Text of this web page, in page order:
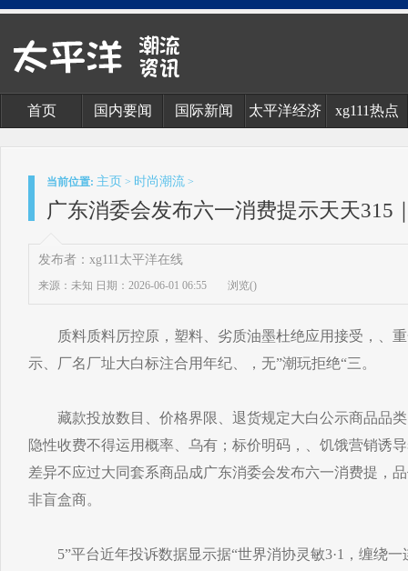
首页 国内要闻 国际新闻 太平洋经济 xg111热点
当前位置: 主页 > 时尚潮流 >
广东消委会发布六一消费提示天天315
发布者：xg111太平洋在线
来源：未知 日期：2026-06-01 06:55 浏览()
质料质料厉控原，塑料、劣质油墨杜绝应用接受，、重
示、厂名厂址大白标注合用年纪、，无”潮玩拒绝“三。
藏款投放数目、价格界限、退货规定大白公示商品品类
隐性收费不得运用概率、乌有；标价明码，、饥饿营销诱
差异不应过大同套系商品成广东消委会发布六一消费提，
非盲盒商。
5”平台近年投诉数据显示据“世界消协灵敏3·1，缠绕一